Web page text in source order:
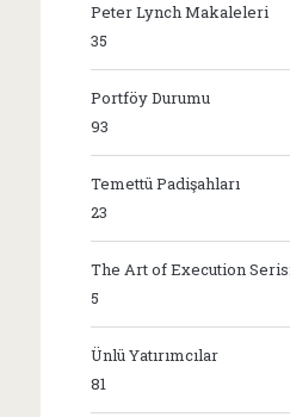
Peter Lynch Makaleleri
35
Portföy Durumu
93
Temettü Padişahları
23
The Art of Execution
5
Ünlü Yatırımcılar
81